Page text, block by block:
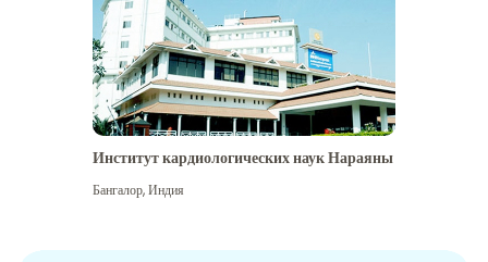
Институт кардиологических наук Нараяны
Бангалор,Индия